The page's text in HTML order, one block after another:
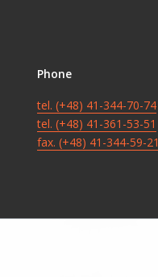
Phone
tel. (+48) 41-344-70-74
tel. (+48) 41-361-53-51
fax. (+48) 41-344-59-21